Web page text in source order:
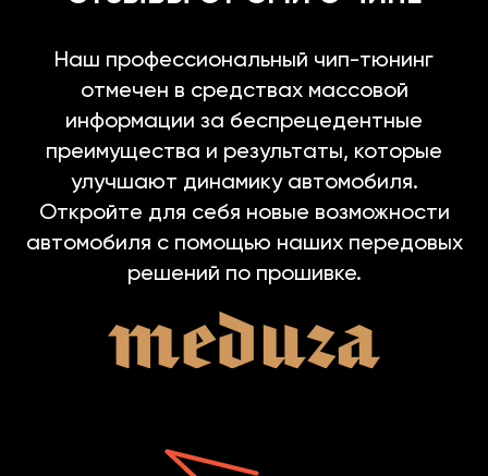
Наш профессиональный чип-тюнинг
отмечен в средствах массовой
информации за беспрецедентные
преимущества и результаты, которые
улучшают динамику автомобиля.
Откройте для себя новые возможности
автомобиля с помощью наших передовых
решений по прошивке.